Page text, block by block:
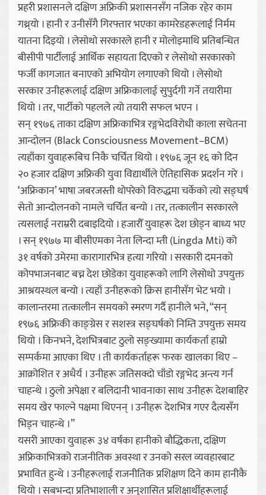
प्रहरी प्रशासनले दक्षिण अफ्रिकी प्रशासनसँग नजिक रहेर काम
गथ्र्याे । हानी र उनीसँगै गिरफ्तार भएका कामरेडहरूलाई निर्मम
यातना दिइयो । लेसोथो सरकारले हानी र मोलोइमाथि प्रतिबन्धित
बीसीपी पार्टीलाई आर्थिक सहायता दिएको र लेसोथो सरकारको
फर्जी कागजात बनाएको अभियोग लगाएको थियो । लेसोथो
सरकार उनीहरूलाई दक्षिण अफ्रिकालाई सुपुर्दगी गर्ने तयारीमा
थियो । तर, पार्टीको पहलले त्यो तयारी सफल भएन ।
सन् १९७६ ताका दक्षिण अफ्रिकाभित्र रङ्गभेदविरोधी काला सचेतना
आन्दोलन (Black Consciousness Movement–BCM)
त्यहाँका युवाहरूबिच निकै चर्चित थियो । १९७६ जून १६ को दिन
२० हजार दक्षिण अफ्रिकी युवा विद्यार्थीले ऐतिहासिक प्रदर्शन गरे ।
‘अफ्रिकान’ भाषा जबरजस्ती थोपरेको विरुद्धमा चर्केको त्यो सङ्घर्ष
सेतो आन्दोलनको नामले चर्चित बन्यो । तर, तत्कालीन सरकारले
त्यसलाई नराम्ररी दबाइदियो । हजारौँ युवाहरू देश छोड्न बाध्य भए
। सन् १९७७ मा बीसीएमका नेता लिन्दा म्ती (Lingda Mti) को
३१ वर्षको उमेरमा कारागारभित्र हत्या गरियो । सरकारी दमनको
कोपभाजनबाट बच्न देश छोडेका युवाहरूको लागि लेसोथो उपयुक्त
आश्रयस्थल बन्यो । त्यहाँ उनीहरूको क्रिस हानीसँग भेट भयो ।
कालान्तरमा तत्कालीन समयको स्मरण गर्दै हानीले भने, “सन्
१९७६ अफ्रिकी काङ्ग्रेस र सशस्त्र सङ्घर्षको निम्ति उपयुक्त समय
थियो । किनभने, देशभित्रबाट ठुलो सङ्ख्यामा कार्यकर्ता हाम्रो
सम्पर्कमा आएका थिए । ती कार्यकर्ताहरू फरक खालका थिए –
आक्रोशित र अधैर्य । उनीहरू जतिसक्दो चाँडो रङ्गभेद अन्त्य गर्न
चाहन्थे । ठुलो अपेक्षा र बलिदानी भावनाका साथ उनीहरू देशबाहिर
समय खेर फाल्ने पक्षमा थिएनन् । उनीहरू देशभित्र गएर दैत्यसँग
भिड्न चाहन्थे ।”
यसरी आएका युवाहरू ३४ वर्षका हानीको बौद्धिकता, दक्षिण
अफ्रिकाभित्रको राजनीतिक अवस्था र उनको सरल व्यवहारबाट
प्रभावित हुन्थे । उनीहरूलाई राजनीतिक प्रशिक्षण दिने काम हानीकै
थियो । सबभन्दा प्रतिभाशाली र अनुशासित प्रशिक्षार्थीहरूलाई